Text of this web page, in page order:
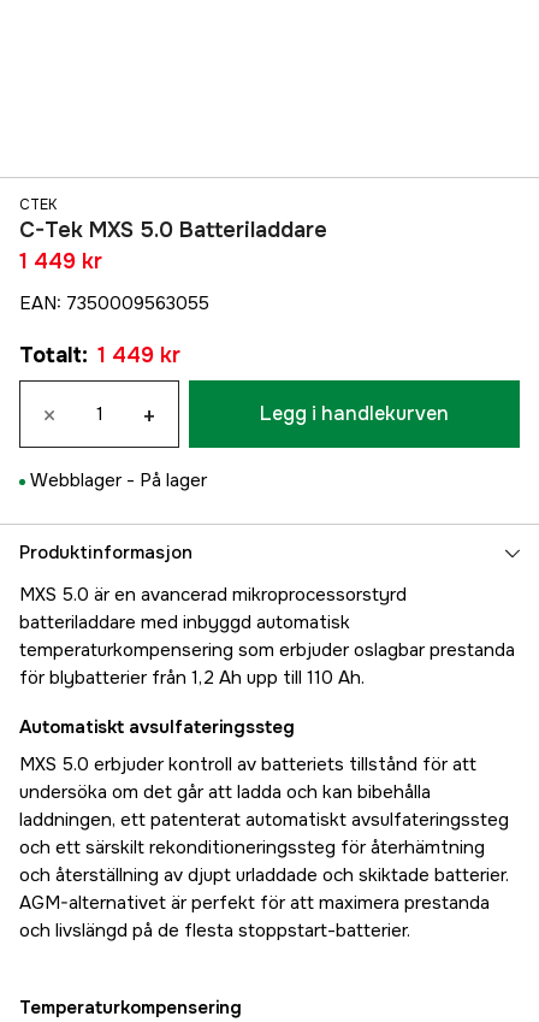
CTEK
C-Tek MXS 5.0 Batteriladdare
1 449 kr
EAN: 7350009563055
Totalt: 1 449 kr
× + Legg i handlekurven
Webblager - På lager
Produktinformasjon
MXS 5.0 är en avancerad mikroprocessorstyrd
batteriladdare med inbyggd automatisk
temperaturkompensering som erbjuder oslagbar prestanda
för blybatterier från 1,2 Ah upp till 110 Ah.
Automatiskt avsulfateringssteg
MXS 5.0 erbjuder kontroll av batteriets tillstånd för att
undersöka om det går att ladda och kan bibehålla
laddningen, ett patenterat automatiskt avsulfateringssteg
och ett särskilt rekonditioneringssteg för återhämtning
och återställning av djupt urladdade och skiktade batterier.
AGM-alternativet är perfekt för att maximera prestanda
och livslängd på de flesta stoppstart-batterier.
Temperaturkompensering